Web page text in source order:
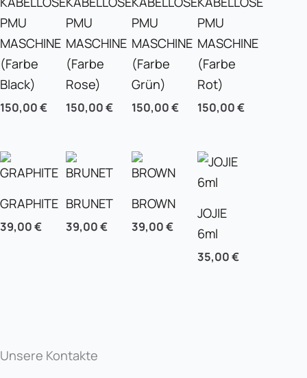
PMU
MASCHINE
(Farbe
Black)
150,00€
PMU
MASCHINE
(Farbe
Rose)
150,00€
PMU
MASCHINE
(Farbe
Grün)
150,00€
PMU
MASCHINE
(Farbe
Rot)
150,00€
GRAPHITE
39,00€
BRUNET
39,00€
BROWN
39,00€
JOJIE
6ml
35,00€
Unsere Kontakte